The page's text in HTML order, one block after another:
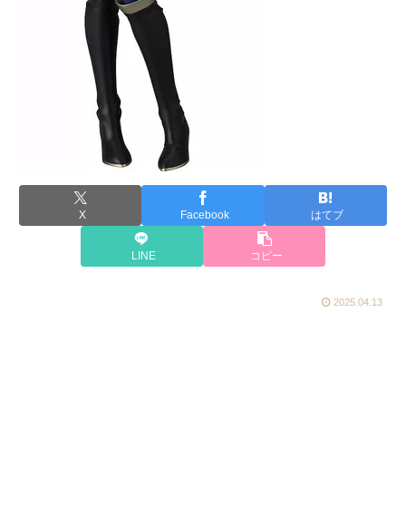
X Facebook はてブ
LINE コピー
2025.04.13